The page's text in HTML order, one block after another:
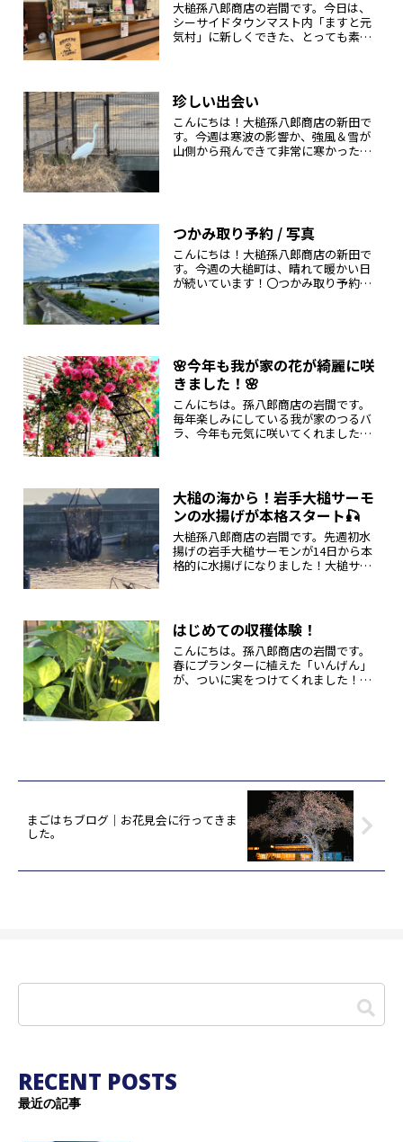
大槌孫八郎商店の岩間です。今日は、
シーサイドタウンマスト内「ますと元
気村」に新しくできた、とっても素敵
ばかりの、自家焙煎コ...
珍しい出会い
こんにちは！大槌孫八郎商店の新田で
す。今週は寒波の影響か、強風＆雪が
山側から飛んできて非常に寒かったで
つかみ取り予約 / 写真
こんにちは！大槌孫八郎商店の新田で
す。今週の大槌町は、晴れて暖かい日
が続いています！〇つかみ取り予約昨
🌸今年も我が家の花が綺麗に咲
きました！🌸
こんにちは。孫八郎商店の岩間です。
毎年楽しみにしている我が家のつるバ
ラ、今年も元気に咲いてくれました✨
癒されます。アンネの薔薇の特徴：咲
き...
大槌の海から！岩手大槌サーモ
ンの水揚げが本格スタート🎣
大槌孫八郎商店の岩間です。先週初水
揚げの岩手大槌サーモンが14日から本
格的に水揚げになりました！大槌サー
ん、焼いても煮ても、まさに絶品です...
はじめての収穫体験！
こんにちは。孫八郎商店の岩間です。
春にプランターに植えた「いんげん」
が、ついに実をつけてくれました！毎
まごはちブログ｜お花見会に行ってきま
した。
RECENT POSTS
最近の記事